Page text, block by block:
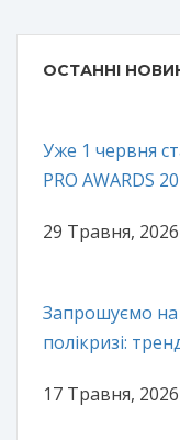
ОСТАННІ
Уже 1 червня
PRO AWARDS
29 Травня, 2026
Запрошуємо на
полікризі:
17 Травня, 2026